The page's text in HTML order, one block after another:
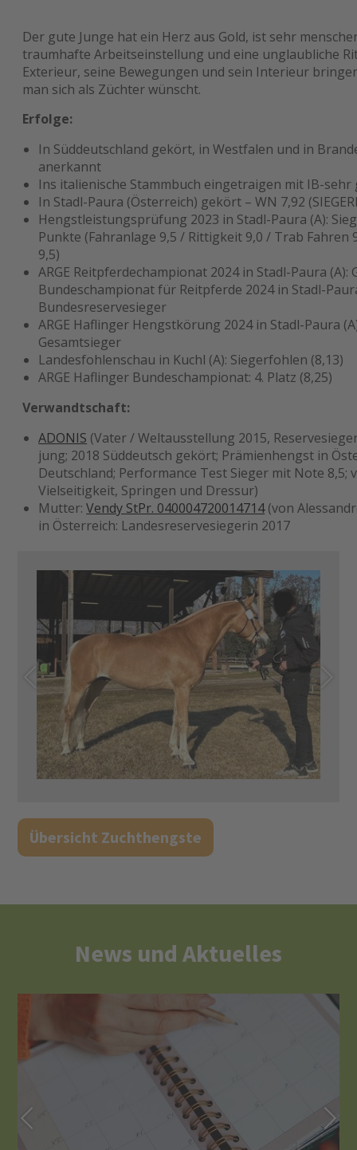
Der gute Junge hat ein Herz aus Gold, ist sehr
traumhafte Arbeitseinstellung und eine unglaubliche
Exterieur, seine Bewegungen und sein Interieur
man sich als Züchter wünscht.
Erfolge​:
In Süddeutschland gekört, in Westfalen und in
anerkannt
Ins italienische Stammbuch eingetraigen mit IB-sehr
In Stadl-Paura (Österreich) gekört – WN 7,92
Hengstleistungsprüfung 2023 in Stadl-Paura (A):
Punkte (Fahranlage 9,5 / Rittigkeit 9,0 / Trab Fahren
9,5)
ARGE Reitpferdechampionat 2024 in Stadl-Paura (A):
Bundeschampionat für Reitpferde 2024 in Stadl-
Bundesreservesieger
ARGE Haflinger Hengstkörung 2024 in Stadl-Paura
Gesamtsieger
Landesfohlenschau in Kuchl (A): Siegerfohlen (8,13)
ARGE Haflinger Bundeschampionat: 4. Platz (8,25)
Verwandtschaft:
ADONIS (Vater / Weltausstellung 2015,
jung; 2018 Süddeutsch gekört; Prämienhengst in
Deutschland; Performance Test Sieger mit Note 8,5;
Vielseitigkeit, Springen und Dressur)
Mutter:Vendy StPr. 040004720014714(von
in Österreich: Landesreservesiegerin 2017
Übersicht Zuchthengste
News und Aktuelles